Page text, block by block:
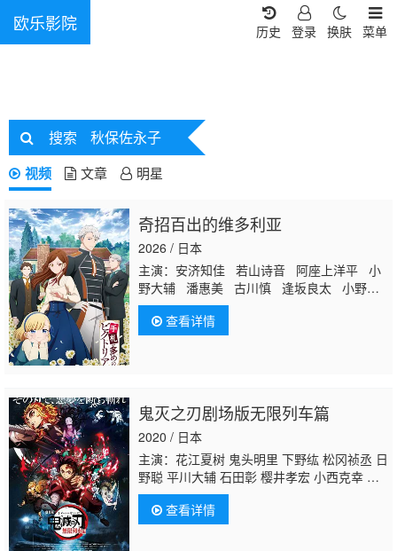
欧乐影院 菜单
换肤
登录
历史
搜索 秋保佐永子
视频 文章 明星
奇招百出的维多利亚
2026 / 日本
主演：安济知佳 若山诗音 阿座上洋平 小
野大辅 潘惠美 古川慎 逢坂良太 小野贤
章 野岛健儿秋保佐永子
查看详情
鬼灭之刃剧场版无限列车篇
2020 / 日本
主演：花江夏树 鬼头明里 下野纮 松冈祯丞 日
野聪 平川大辅 石田彰 樱井孝宏 小西克幸 早
见沙织 铃村健一 关智一 杉田智和 森川智
之 佐藤利奈 三木真一郎 桑岛法子 本渡枫 大
地叶 小原好美 古贺葵 小山力也 丰口惠美 榎
查看详情